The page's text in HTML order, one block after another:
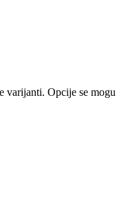
varijanti. Opcije se mogu